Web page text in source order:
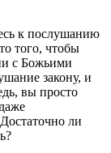
к послушанию
того, чтобы
с Божьими
закону, и
вы просто
ли